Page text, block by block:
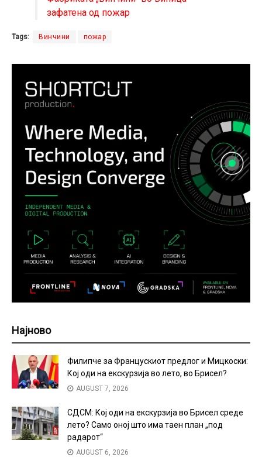
зафатена од пожар
Tags: Винчини пожар
Најново
Филипче за Францускиот предлог и Мицкоски:
Кој оди на екскурзија во лето, во Брисел?
AUGUST 7, 2026
СДСМ: Кој оди на екскурзија во Брисел среде
лето? Само оној што има таен план „под
радарот“
AUGUST 6, 2026